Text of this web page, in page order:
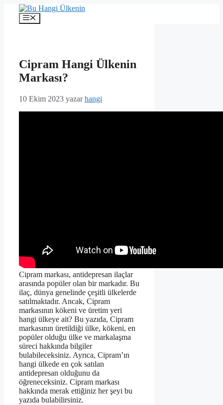
İçeriğe
Menü
Cipram Hangi Ülkenin
Markası?
10 Ekim 2023 yazarhangi
Cipram markası, antidepresan ilaçlar
arasında popüler olan bir markadır. Bu
ilaç, dünya genelinde çeşitli ülkelerde
satılmaktadır. Ancak, Cipram
markasının kökeni ve üretim yeri
hangi ülkeye ait? Bu yazıda, Cipram
markasının üretildiği ülke, kökeni, en
popüler olduğu ülke ve markalaşma
süreci hakkında bilgiler
bulabileceksiniz. Ayrıca, Cipram’ın
hangi ülkede en çok satılan
antidepresan olduğunu da
öğreneceksiniz. Cipram markası
hakkında merak ettiğiniz her şeyi bu
yazıda bulabilirsiniz.